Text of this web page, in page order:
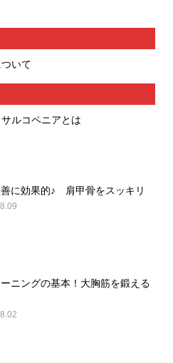
いて
ルコペニアとは
に効果的♪ 肩甲骨をスッキリ
ニングの基本！大胸筋を鍛える